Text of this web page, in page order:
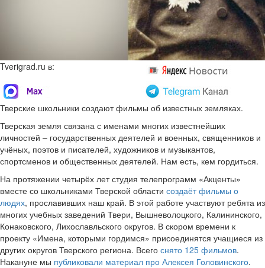
Tverigrad.ru в:
Тверские школьники создают фильмы об известных земляках.
Тверская земля связана с именами многих известнейших
личностей – государственных деятелей и военных, священников и
учёных, поэтов и писателей, художников и музыкантов,
спортсменов и общественных деятелей. Нам есть, кем гордиться.
На протяжении четырёх лет студия телепрограмм «Акценты»
вместе со школьниками Тверской области создаёт фильмы о
людях, прославивших наш край. В этой работе участвуют ребята из
многих учебных заведений Твери, Вышневолоцкого, Калининского,
Конаковского, Лихославльского округов. В скором времени к
проекту «Имена, которыми гордимся» присоединятся учащиеся из
других округов Тверского региона. Всего снято 125 фильмов.
Накануне мы публиковали материал про Алексея Головинского.